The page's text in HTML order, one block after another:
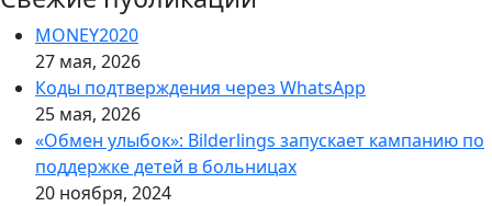
MONEY2020
27 мая, 2026
Коды подтверждения через WhatsApp
25 мая, 2026
«Обмен улыбок»: Bilderlings запускает кампанию по
поддержке детей в больницах
20 ноября, 2024